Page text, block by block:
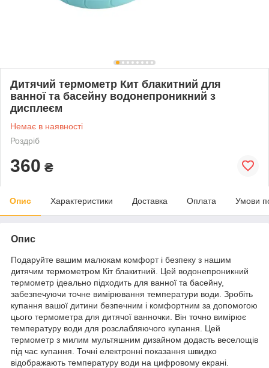
Дитячий термометр Кит блакитний для
ванної та басейну водонепроникний з
дисплеєм
Немає в наявності
Роздріб
360 ₴
Опис Характеристики Доставка Оплата Умови
Опис
Подаруйте вашим малюкам комфорт і безпеку з нашим
дитячим термометром Кіт блакитний. Цей водонепроникний
термометр ідеально підходить для ванної та басейну,
забезпечуючи точне вимірювання температури води. Зробіть
купання вашої дитини безпечним і комфортним за допомогою
цього термометра для дитячої ванночки. Він точно вимірює
температуру води для розслабляючого купання. Цей
термометр з милим мультяшним дизайном додасть веселощів
під час купання. Точні електронні показання швидко
відображають температуру води на цифровому екрані.